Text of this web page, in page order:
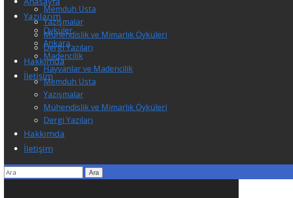
Memduh Usta
Yazışmalar
Mühendislik ve Mimarlık Öyküleri
Dergi Yazıları
Hakkımda
İletişim
Yazılarım
Öyküler
Ankara
Madencilik
Hayvanlar ve Madencilik
Memduh Usta
Yazışmalar
Mühendislik ve Mimarlık Öyküleri
Dergi Yazıları
Hakkımda
İletişim